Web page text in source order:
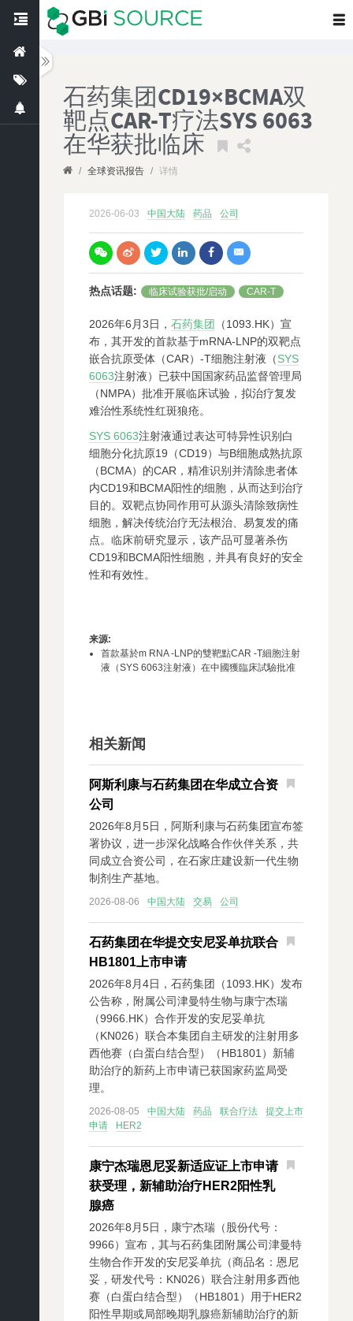
石药集团CD19×BCMA双
靶点CAR-T疗法SYS 6063
在华获批临床
/ 全球资讯报告 / 详情
2026-06-03 中国大陆 药品 公司
热点话题: 临床试验获批/启动 CAR-T
2026年6月3日， 石药集团
（1093.HK）宣
布，其开发的首款基于mRNA-LNP的双靶点
嵌合抗原受体（CAR）-T细胞注射液（SYS
6063注射液）已获中国国家药品监督管理局
（NMPA）批准开展临床试验，拟治疗复发
难治性系统性红斑狼疮。
SYS 6063注射液通过表达可特异性识别白
细胞分化抗原19（CD19）与B细胞成熟抗原
（BCMA）的CAR，精准识别并清除患者体
内CD19和BCMA阳性的细胞，从而达到治疗
目的。双靶点协同作用可从源头清除致病性
细胞，解决传统治疗无法根治、易复发的痛
点。临床前研究显示，该产品可显著杀伤
CD19和BCMA阳性细胞，并具有良好的安全
性和有效性。
来源:
首款基於m RNA -LNP的雙靶點CAR -T細胞注射
液（SYS 6063注射液）在中國獲臨床試驗批准
相关新闻
阿斯利康与石药集团在华成立合资
公司
2026年8月5日，阿斯利康与石药集团宣布签
署协议，进一步深化战略合作伙伴关系，共
同成立合资公司，在石家庄建设新一代生物
制剂生产基地。
2026-08-06 中国大陆 交易 公司
石药集团在华提交安尼妥单抗联合
HB1801上市申请
2026年8月4日，石药集团（1093.HK）发布
公告称，附属公司津曼特生物与康宁杰瑞
（9966.HK）合作开发的安尼妥单抗
（KN026）联合本集团自主研发的注射用多
西他赛（白蛋白结合型）（HB1801）新辅
助治疗的新药上市申请已获国家药监局受
理。
2026-08-05 中国大陆 药品 联合疗法
提交上市
申请
HER2
康宁杰瑞恩尼妥新适应证上市申请
获受理，新辅助治疗HER2阳性乳
腺癌
2026年8月5日，康宁杰瑞（股份代号：
9966）宣布，其与石药集团附属公司津曼特
生物合作开发的安尼妥单抗（商品名：恩尼
妥，研发代号：KN026）联合注射用多西他
赛（白蛋白结合型）（HB1801）用于HER2
阳性早期或局部晚期乳腺癌新辅助治疗的新